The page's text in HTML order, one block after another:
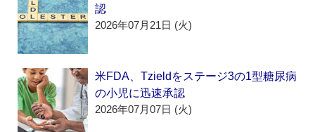
認
2026年07月21日 (火)
米FDA、Tzieldをステージ3の1型糖尿病
の小児に迅速承認
2026年07月07日 (火)